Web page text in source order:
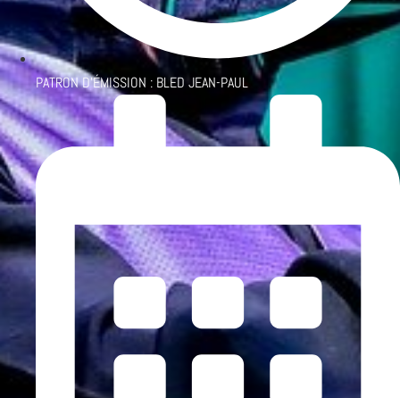
PATRON D'ÉMISSION : BLED JEAN-PAUL